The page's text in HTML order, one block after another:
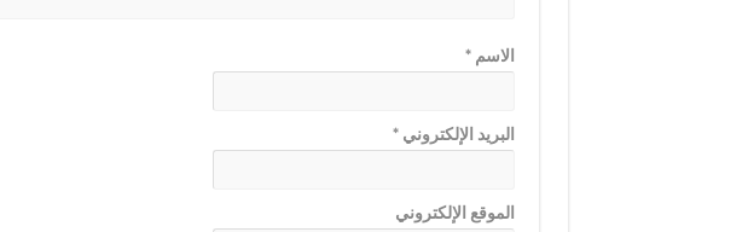
الاسم*
البريد الإلكتروني*
الموقع الإلكتروني